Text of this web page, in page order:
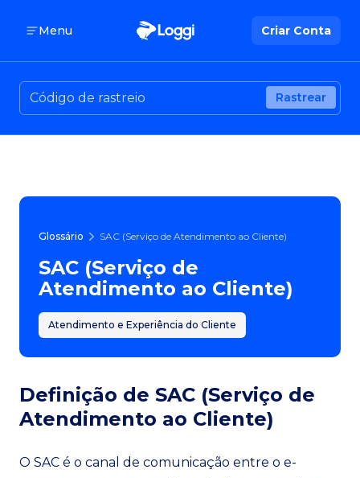
Menu Criar Conta
Rastrear
Glossário SAC (Serviço de Atendimento ao Cliente)
SAC (Serviço de
Atendimento ao Cliente)
Atendimento e Experiência do Cliente
Definição de SAC (Serviço de
Atendimento ao Cliente)
O SAC é o canal de comunicação entre o e-